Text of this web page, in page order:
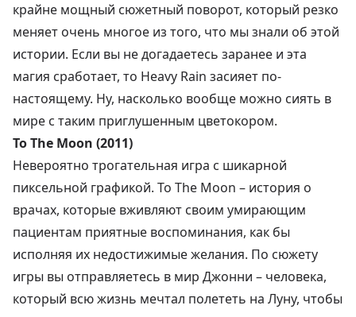
крайне мощный сюжетный поворот, который резко
меняет очень многое из того, что мы знали об этой
истории. Если вы не догадаетесь заранее и эта
магия сработает, то Heavy Rain засияет по-
настоящему. Ну, насколько вообще можно сиять в
мире с таким приглушенным цветокором.
To The Moon (2011)
Невероятно трогательная игра с шикарной
пиксельной графикой. To The Moon – история о
врачах, которые вживляют своим умирающим
пациентам приятные воспоминания, как бы
исполняя их недостижимые желания. По сюжету
игры вы отправляетесь в мир Джонни – человека,
который всю жизнь мечтал полететь на Луну, чтобы